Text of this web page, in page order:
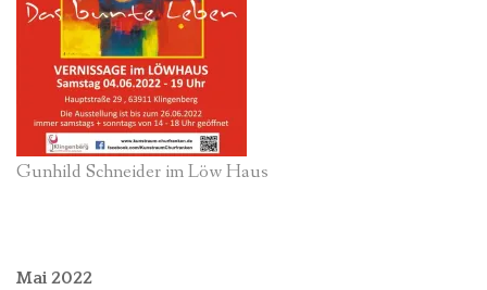
Gunhild Schneider im Löw Haus
Mai 2022